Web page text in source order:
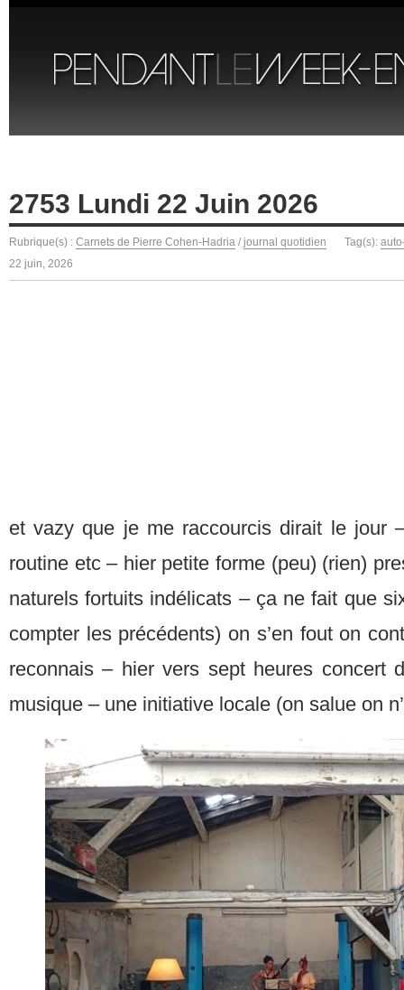
2753 Lundi 22 Juin 2026
Rubrique(s) : Carnets de Pierre Cohen-Hadria / journal quotidien Tag(s):
22 juin, 2026
et vazy que je me raccourcis dirait le jour
routine etc – hier petite forme (peu) (rien)
naturels fortuits indélicats – ça ne fait que
compter les précédents) on s’en fout on
reconnais – hier vers sept heures concert
musique – une initiative locale (on salue on